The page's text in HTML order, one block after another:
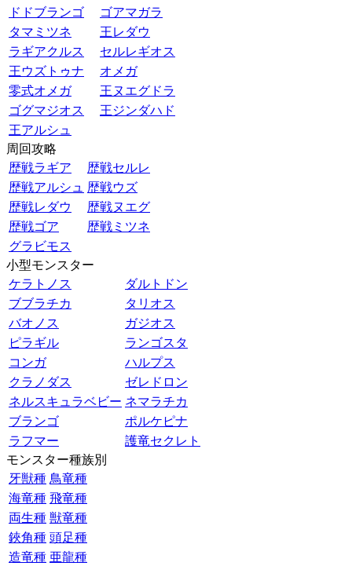
ドドブランゴ
ゴアマガラ
タマミツネ
王レダウ
ラギアクルス
セルレギオス
王ウズトゥナ
オメガ
零式オメガ
王ヌエグドラ
ゴグマジオス
王ジンダハド
王アルシュ
周回攻略
歴戦ラギア
歴戦セルレ
歴戦アルシュ 歴戦ウズ
歴戦レダウ
歴戦ヌエグ
歴戦ゴア
歴戦ミツネ
グラビモス
小型モンスター
ケラトノス
ダルトドン
ブブラチカ
タリオス
バオノス
ガジオス
ピラギル
ランゴスタ
コンガ
ハルプス
クラノダス
ゼレドロン
ネルスキュラベビー ネマラチカ
ブランゴ
ポルケピナ
ラフマー
護竜セクレト
モンスター種族別
牙獣種 鳥竜種
海竜種 飛竜種
両生種 獣竜種
鋏角種 頭足種
造竜種 亜龍種